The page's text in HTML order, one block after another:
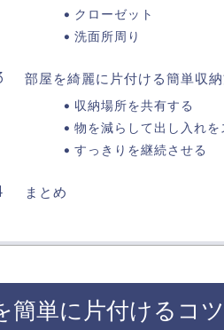
クローゼット
洗面所周り
部屋を綺麗に片付ける簡単収
収納場所を共有する
物を減らして出し入れを
すっきりを継続させる
まとめ
簡単に片付けるコ